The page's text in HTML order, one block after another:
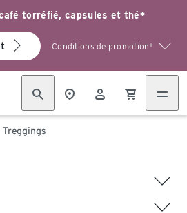
torréfié, capsules et thé*
Conditions de promotion*
Treggings